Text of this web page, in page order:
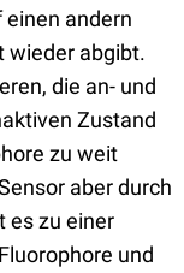
andern
wieder abgibt.
die an- und
Zustand
zu weit
aber durch
es zu einer
und